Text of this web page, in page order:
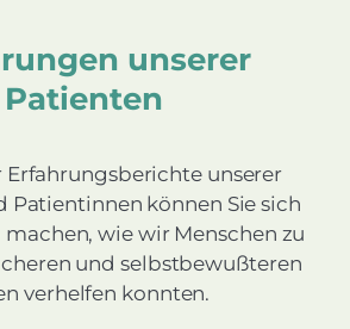
unserer
Patienten
Erfahrungsberichte unserer
Patientinnen können Sie sich
wie wir Menschen zu
und selbstbewußteren
verhelfen konnten.